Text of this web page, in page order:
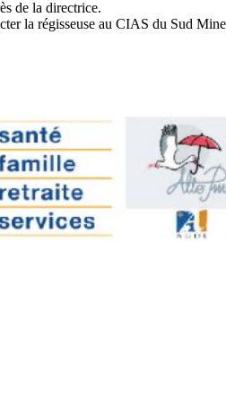
de la directrice.
la régisseuse au CIAS du Sud